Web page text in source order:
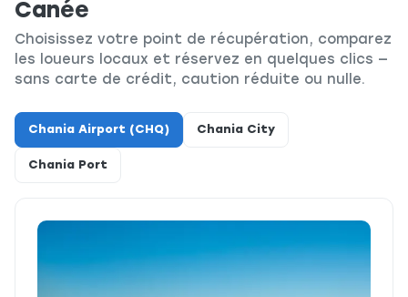
Canée
Choisissez votre point de récupération, comparez
les loueurs locaux et réservez en quelques clics —
sans carte de crédit, caution réduite ou nulle.
Chania Airport (CHQ) Chania City
Chania Port